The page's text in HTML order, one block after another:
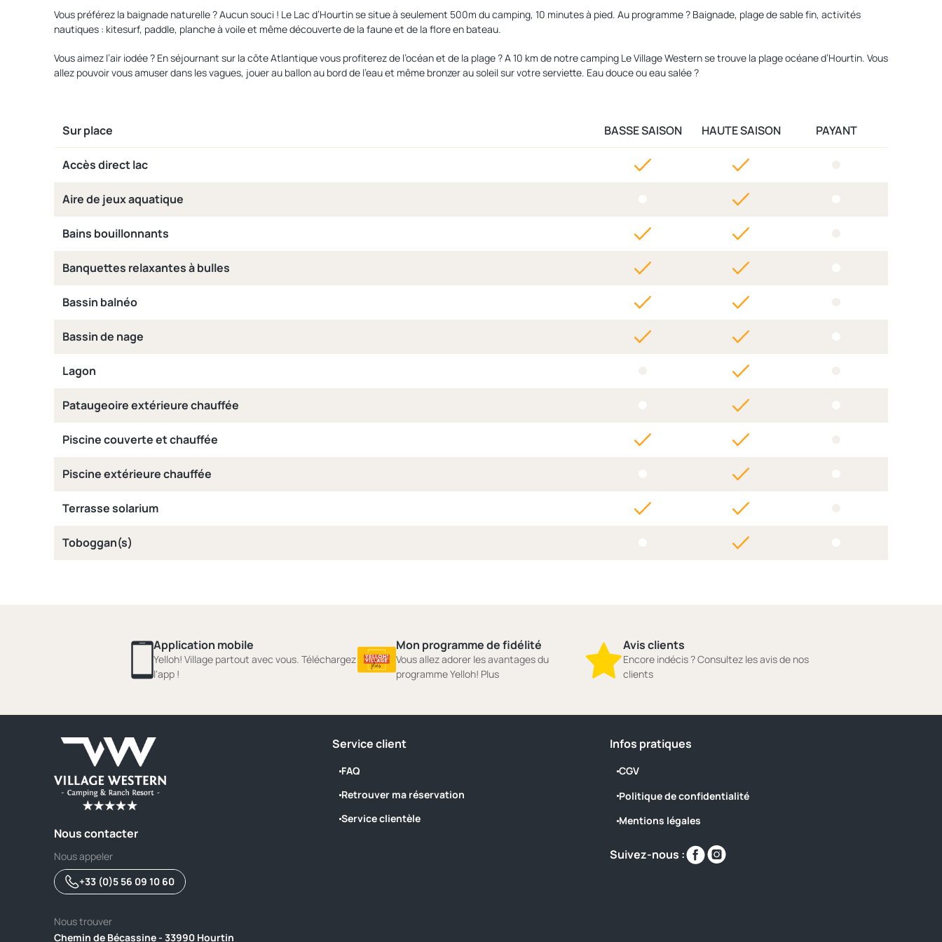
Vous préférez la baignade naturelle ? Aucun souci ! Le Lac d’Hourtin se situe à seulement 500m du camping, 10 minutes à pied. Au programme ? Baignade, plage de sable fin, activités
nautiques : kitesurf, paddle, planche à voile et même découverte de la faune et de la flore en bateau.
Vous aimez l’air iodée ? En séjournant sur la côte Atlantique vous profiterez de l’océan et de la plage ? A 10 km de notre camping Le Village Western se trouve la plage océane d’Hourtin. Vous
allez pouvoir vous amuser dans les vagues, jouer au ballon au bord de l’eau et même bronzer au soleil sur votre serviette. Eau douce ou eau salée ?
Sur place BASSE SAISON HAUTE SAISON PAYANT
Accès direct lac
Aire de jeux aquatique
Bains bouillonnants
Banquettes relaxantes à bulles
Bassin balnéo
Bassin de nage
Lagon
Pataugeoire extérieure chauffée
Piscine couverte et chauffée
Piscine extérieure chauffée
Terrasse solarium
Toboggan(s)
Application mobile
Yelloh! Village partout avec vous. Téléchargez
l'app !
Mon programme de fidélité
Vous allez adorer les avantages du
programme Yelloh! Plus
Avis clients
Encore indécis ? Consultez les avis de nos
clients
Nous contacter
Nous appeler
+33 (0)5 56 09 10 60
Nous trouver
Chemin de Bécassine - 33990 Hourtin
Service client
FAQ
Retrouver ma réservation
Service clientèle
Infos pratiques
CGV
Politique de confidentialité
Mentions légales
Suivez-nous :
Retrouvez-
nous